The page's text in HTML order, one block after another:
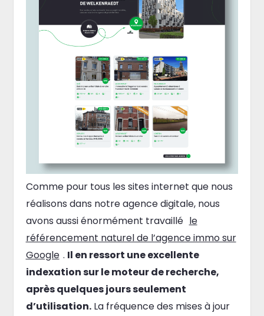
Comme pour tous les sites internet que nous
réalisons dans notre agence digitale, nous
avons aussi énormément travaillé le
référencement naturel de l’agence immo sur
Google . Il en ressort une excellente
indexation sur le moteur de recherche,
après quelques jours seulement
d’utilisation.La fréquence des mises à jour